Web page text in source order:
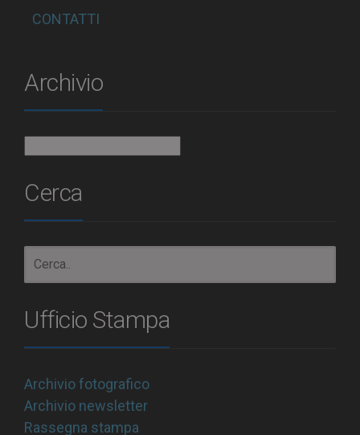
CONTATTI
Archivio
Cerca
Ufficio Stampa
Archivio fotografico
Archivio newsletter
Rassegna stampa